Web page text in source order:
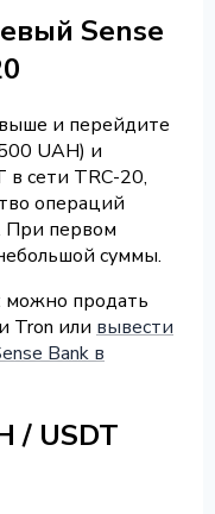
Sense
и перейдите
UAH) и
в сети TRC-20,
операций
При первом
суммы.
можно продать
Tron или вывести
Bank в
/ USDT